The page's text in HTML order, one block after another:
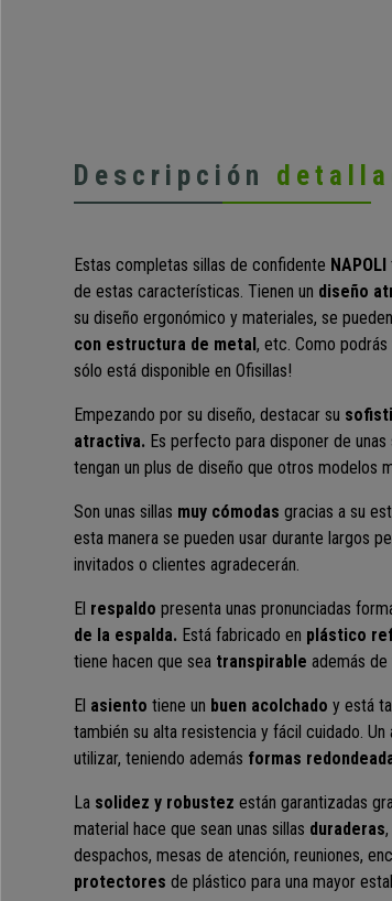
Descripción
Estas completas sillas de confidente NAPOLI
de estas características. Tienen un diseño
su diseño ergonómico y materiales, se
con estructura de metal , etc. Como podrás
sólo está disponible en Ofisillas!
Empezando por su diseño, destacar su
atractiva. Es perfecto para disponer de
tengan un plus de diseño que otros modelos
Son unas sillas muy cómodas gracias a su
esta manera se pueden usar durante largos
invitados o clientes agradecerán.
El respaldo presenta unas pronunciadas
de la espalda. Está fabricado en plástico
tiene hacen que sea transpirable además
El asiento tiene un buen acolchado y está
también su alta resistencia y fácil cuidado.
utilizar, teniendo además formas
La solidez y robustez están garantizadas
material hace que sean unas sillas duraderas
despachos, mesas de atención, reuniones,
protectores de plástico para una mayor